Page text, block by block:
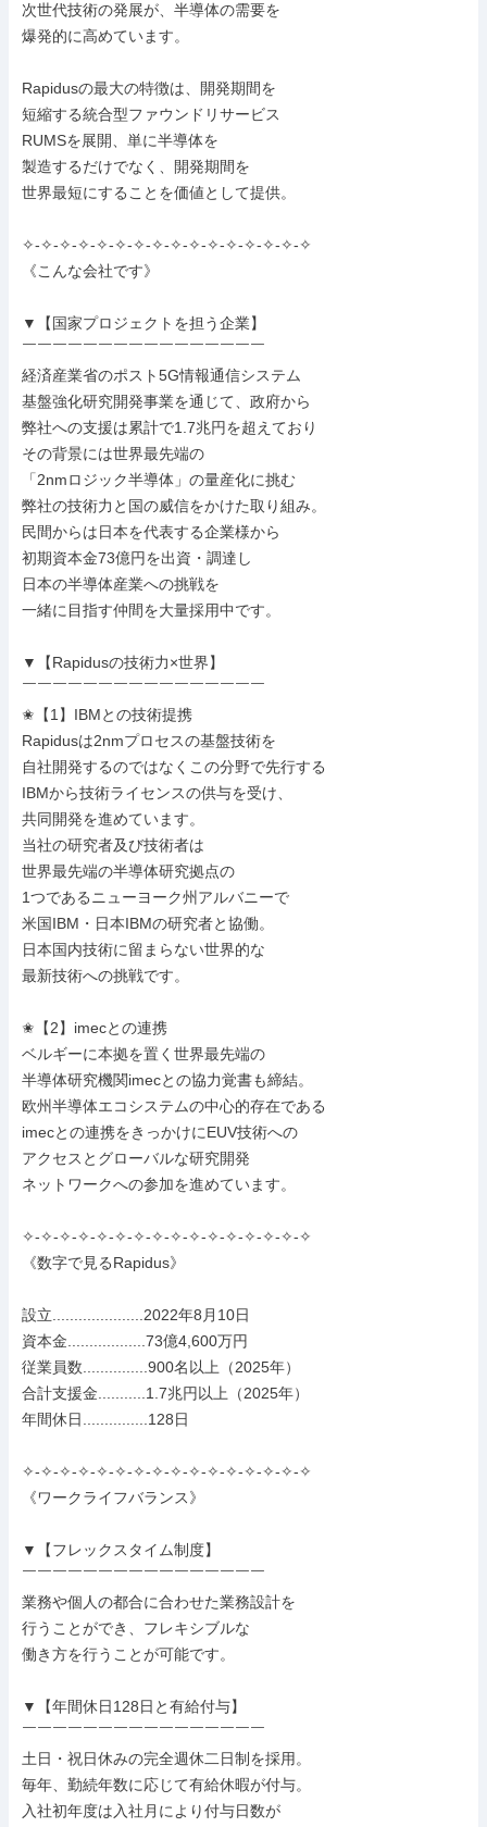
次世代技術の発展が、半導体の需要を
爆発的に高めています。
Rapidusの最大の特徴は、開発期間を
短縮する統合型ファウンドリサービス
RUMSを展開、単に半導体を
製造するだけでなく、開発期間を
世界最短にすることを価値として提供。
✧-✧-✧-✧-✧-✧-✧-✧-✧-✧-✧-✧-✧-✧-✧-✧
《こんな会社です》
▼【国家プロジェクトを担う企業】
￣￣￣￣￣￣￣￣￣￣￣￣￣￣￣￣
経済産業省のポスト5G情報通信システム
基盤強化研究開発事業を通じて、政府から
弊社への支援は累計で1.7兆円を超えており
その背景には世界最先端の
「2nmロジック半導体」の量産化に挑む
弊社の技術力と国の威信をかけた取り組み。
民間からは日本を代表する企業様から
初期資本金73億円を出資・調達し
日本の半導体産業への挑戦を
一緒に目指す仲間を大量採用中です。
▼【Rapidusの技術力×世界】
￣￣￣￣￣￣￣￣￣￣￣￣￣￣￣￣
✬【1】IBMとの技術提携
Rapidusは2nmプロセスの基盤技術を
自社開発するのではなくこの分野で先行する
IBMから技術ライセンスの供与を受け、
共同開発を進めています。
当社の研究者及び技術者は
世界最先端の半導体研究拠点の
1つであるニューヨーク州アルバニーで
米国IBM・日本IBMの研究者と協働。
日本国内技術に留まらない世界的な
最新技術への挑戦です。
✬【2】imecとの連携
ベルギーに本拠を置く世界最先端の
半導体研究機関imecとの協力覚書も締結。
欧州半導体エコシステムの中心的存在である
imecとの連携をきっかけにEUV技術への
アクセスとグローバルな研究開発
ネットワークへの参加を進めています。
✧-✧-✧-✧-✧-✧-✧-✧-✧-✧-✧-✧-✧-✧-✧-✧
《数字で見るRapidus》
設立.....................2022年8月10日
資本金..................73億4,600万円
従業員数...............900名以上（2025年）
合計支援金...........1.7兆円以上（2025年）
年間休日...............128日
✧-✧-✧-✧-✧-✧-✧-✧-✧-✧-✧-✧-✧-✧-✧-✧
《ワークライフバランス》
▼【フレックスタイム制度】
￣￣￣￣￣￣￣￣￣￣￣￣￣￣￣￣
業務や個人の都合に合わせた業務設計を
行うことができ、フレキシブルな
働き方を行うことが可能です。
▼【年間休日128日と有給付与】
￣￣￣￣￣￣￣￣￣￣￣￣￣￣￣￣
土日・祝日休みの完全週休二日制を採用。
毎年、勤続年数に応じて有給休暇が付与。
入社初年度は入社月により付与日数が